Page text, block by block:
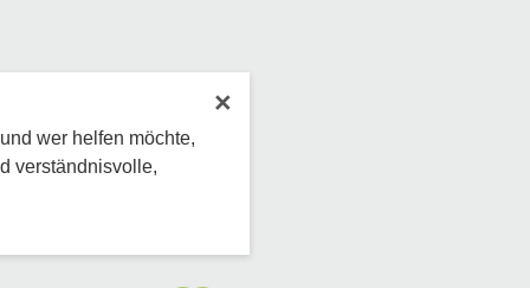
×
wer helfen möchte,
verständnisvolle,